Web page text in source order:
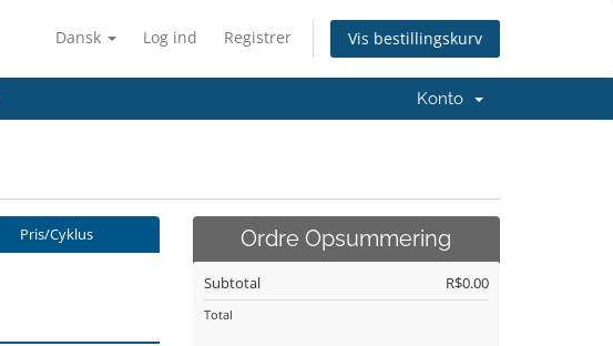
Dansk Log ind Registrer Vis bestillingskurv
Konto
Pris/Cyklus Ordre Opsummering
Subtotal R$0.00
Total